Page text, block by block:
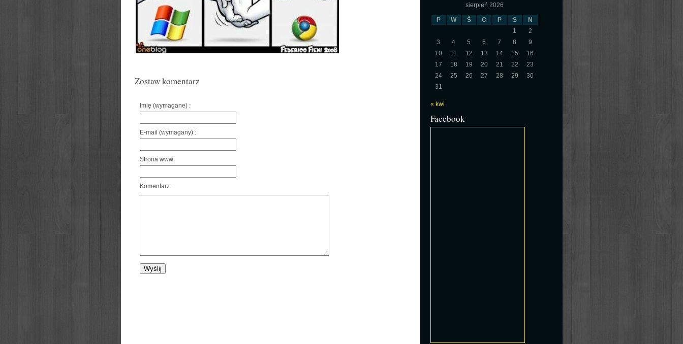
Zostaw komentarz
Imię (wymagane) :
E-mail (wymagany) :
Strona www:
Komentarz:
sierpień 2026
P W Ś C P S
N
1
2
3
4 5 6 7 8
9
10
11 12 13 14 15
16
17
18 19 20 21 22
23
24
25 26 27 28 29
30
31
« kwi
Facebook